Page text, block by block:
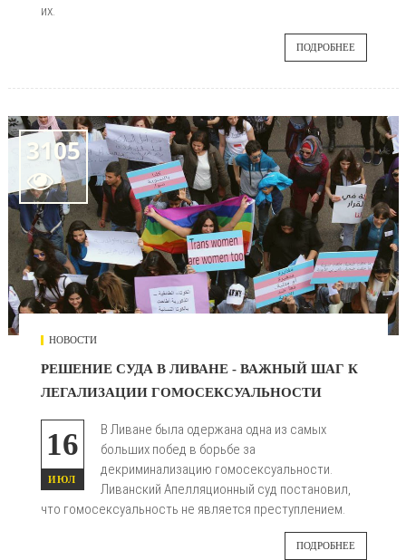
их.
ПОДРОБНЕЕ
3105

НОВОСТИ
РЕШЕНИЕ СУДА В ЛИВАНЕ - ВАЖНЫЙ ШАГ К
ЛЕГАЛИЗАЦИИ ГОМОСЕКСУАЛЬНОСТИ
16
ИЮЛ
В Ливане была одержана одна из самых
больших побед в борьбе за
декриминализацию гомосексуальности.
Ливанский Апелляционный суд постановил,
что гомосексуальность не является преступлением.
ПОДРОБНЕЕ